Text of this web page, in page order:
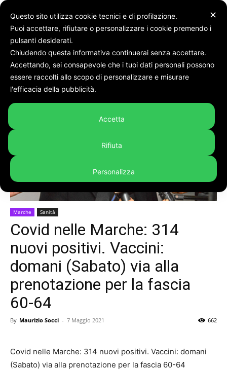
Marche
Marche Sanità
Covid nelle Marche: 314
nuovi positivi. Vaccini:
domani (Sabato) via alla
prenotazione per la fascia
60-64
By Maurizio Socci - 7 Maggio 2021 662
Covid nelle Marche: 314 nuovi positivi. Vaccini: domani
(Sabato) via alla prenotazione per la fascia 60-64
✕
Questo sito utilizza cookie tecnici e di profilazione.
Puoi accettare, rifiutare o personalizzare i cookie premendo i
pulsanti desiderati.
Chiudendo questa informativa continuerai senza accettare.
Accettando, sei consapevole che i tuoi dati personali possono
essere raccolti allo scopo di personalizzare e misurare
l'efficacia della pubblicità.
Accetta
Rifiuta
Personalizza